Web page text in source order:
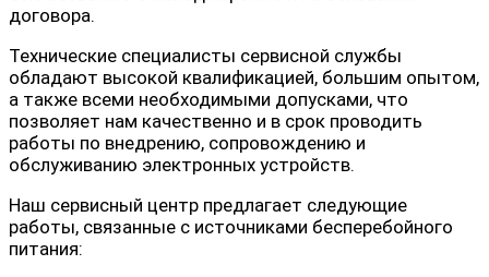
договора.
Технические специалисты сервисной службы
обладают высокой квалификацией, большим опытом,
а также всеми необходимыми допусками, что
позволяет нам качественно и в срок проводить
работы по внедрению, сопровождению и
обслуживанию электронных устройств.
Наш сервисный центр предлагает следующие
работы, связанные с источниками бесперебойного
питания: